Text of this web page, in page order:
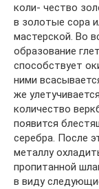
коли- чество
в золотые сора
мастерской. Во
образование
способствует
ними
же
количество
появится
серебра. После
металлу
пропитанной
в виду